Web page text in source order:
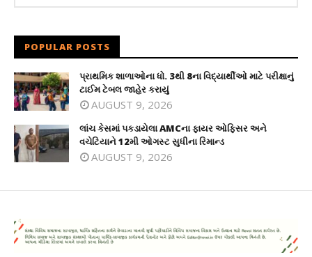
POPULAR POSTS
પ્રાથમિક શાળાઓના ધો. 3થી 8ના વિદ્યાર્થીઓ માટે પરીક્ષાનું
ટાઈમ ટેબલ જાહેર કરાયું
AUGUST 9, 2026
લાંચ કેસમાં પકડાયેલા AMCના ફાયર ઓફિસર અને
વચેટિયાને 12મી ઓગસ્ટ સુધીના રિમાન્ડ
AUGUST 9, 2026